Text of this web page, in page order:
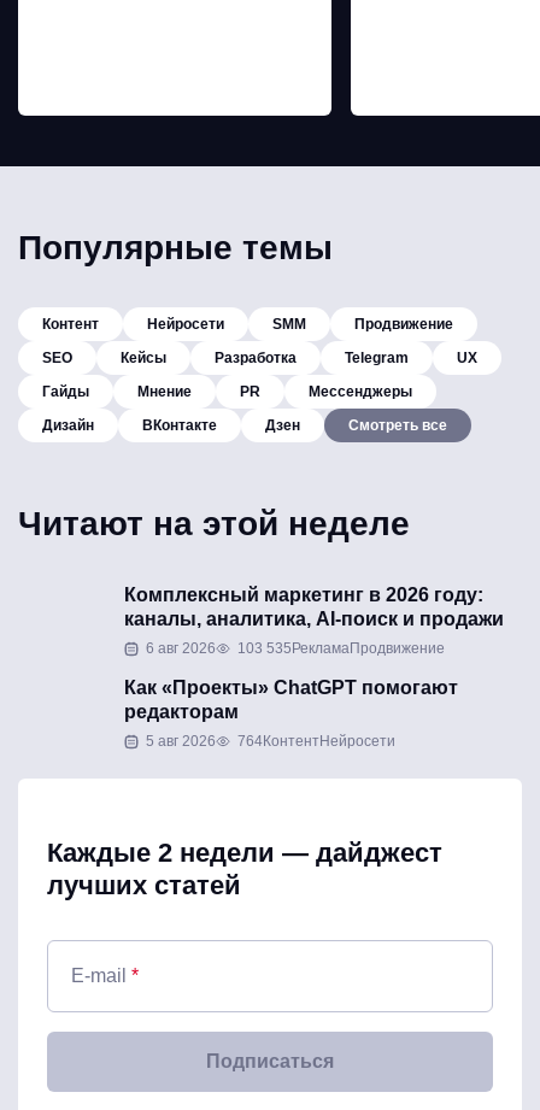
Популярные темы
Контент Нейросети SMM
Продвижение
SEO
Кейсы Разработка Telegram
UX
Гайды
Мнение PR
Мессенджеры
Дизайн
ВКонтакте Дзен Смотреть все
Читают на этой неделе
Комплексный маркетинг в 2026 году:
каналы, аналитика, AI-поиск и продажи
6 авг 2026 103 535 РекламаПродвижение
Как «Проекты» ChatGPT помогают
редакторам
5 авг 2026 764КонтентНейросети
Каждые 2 недели — дайджест
лучших статей
E-mail *
Подписаться